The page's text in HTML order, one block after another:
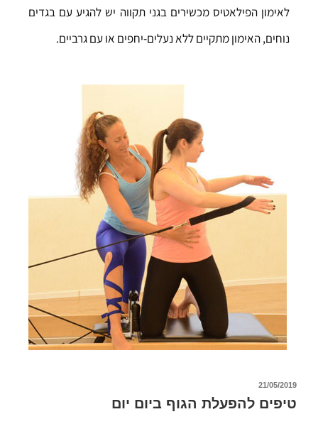
לאימון הפילאטיס מכשירים בגני תקווה יש להגיע עם בגדים
נוחים, האימון מתקיים ללא נעלים-יחפים או עם גרביים.
21/05/2019
טיפים להפעלת הגוף ביום יום